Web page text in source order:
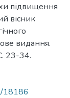
підвищення
вісник
видання.
23-34.
18186